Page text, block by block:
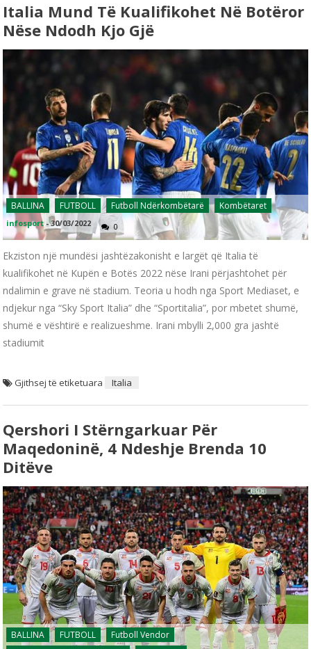
Italia Mund Të Kualifikohet Në Botëror
Nëse Ndodh Kjo Gjë
BALLINA FUTBOLL Futboll Ndërkombëtarë Kombëtaret
infosport -30/03/2022 0
Ekziston një mundësi jashtëzakonisht e largët që Italia të
kualifikohet në Kupën e Botës 2022 nëse Irani përjashtohet për
ndalimin e grave në stadium. Teoria u hodh nga Sport Mediaset, e
ndjekur nga “Sky Sport Italia” dhe “Sportitalia”, por mbetet shumë,
shumë e vështirë e realizueshme. Irani mbylli 2,000 gra jashtë
stadiumit
Gjithsej të etiketuara Italia
Qershori I Stërngarkuar Për
Maqedoninë, 4 Ndeshje Brenda 10
Ditëve
BALLINA FUTBOLL
Futboll Vendor